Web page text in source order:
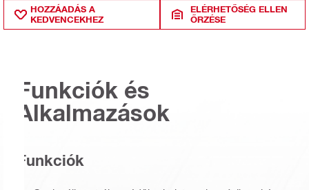
HOZZÁADÁS A
KEDVENCEKHEZ
ELÉRHETŐSÉG ELLEN
ŐRZÉSE
Funkciók és
Alkalmazások
Funkciók